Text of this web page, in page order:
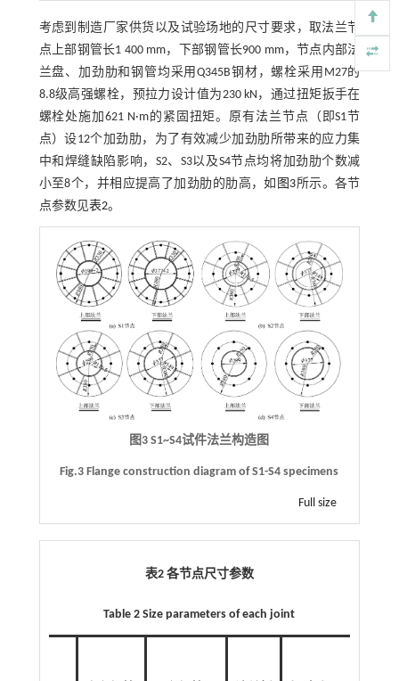
考虑到制造厂家供货以及试验场地的尺寸要求，取法兰节
点上部钢管长1 400 mm，下部钢管长900 mm，节点内部法
兰盘、加劲肋和钢管均采用Q345B钢材，螺栓采用M27的
8.8级高强螺栓，预拉力设计值为230 kN，通过扭矩扳手在
螺栓处施加621 N·m的紧固扭矩。原有法兰节点（即S1节
点）设12个加劲肋，为了有效减少加劲肋所带来的应力集
中和焊缝缺陷影响，S2、S3以及S4节点均将加劲肋个数减
小至8个，并相应提高了加劲肋的肋高，如 图3所示。各节
点参数见表2。
图3 S1~S4试件法兰构造图
Fig.3 Flange construction diagram of S1-S4 specimens
Full size
表2 各节点尺寸参数
Table 2 Size parameters of each joint